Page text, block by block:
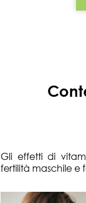
Gli effetti di
fertilità maschile e